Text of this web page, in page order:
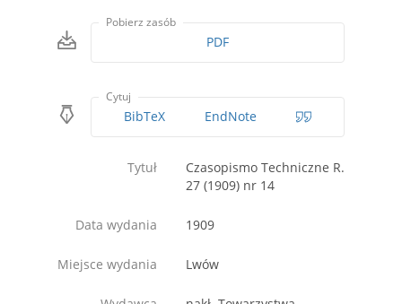
Pobierz zasób
PDF
Cytuj
BibTeX EndNote
Tytuł
Czasopismo Techniczne R.
27 (1909) nr 14
Data wydania 1909
Miejsce wydania Lwów